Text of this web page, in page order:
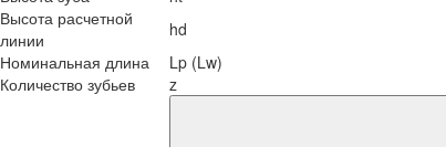
Высота расчетной
линии
hd
Номинальная длина
Lp (Lw)
Количество зубьев
z